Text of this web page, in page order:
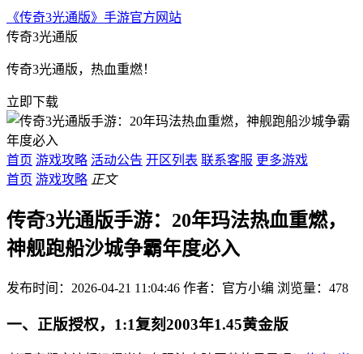
《传奇3光通版》手游官方网站
传奇3光通版
传奇3光通版，热血重燃！
立即下载
首页 游戏攻略 活动公告 开区列表 联系客服 更多游戏
首页 游戏攻略 正文
传奇3光通版手游：20年玛法热血重燃，
神舰跑船沙城争霸年度必入
发布时间：2026-04-21 11:04:46 作者：官方小编 浏览量： 478
一、正版授权，1:1复刻2003年1.45黄金版